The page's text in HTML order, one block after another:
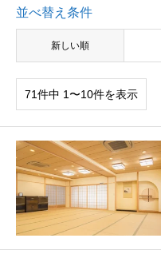
並べ替え条件
新しい順
71件中 1〜10件を表示